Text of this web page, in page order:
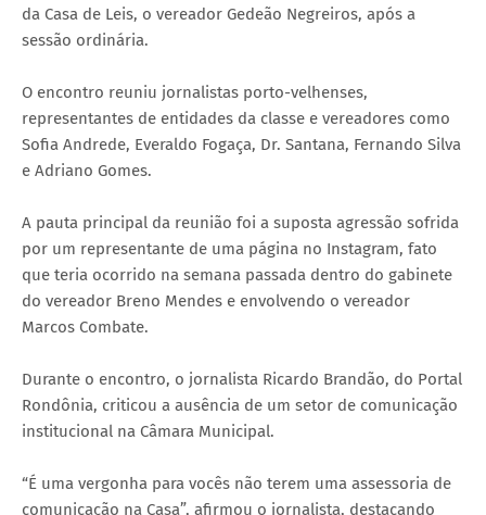
da Casa de Leis, o vereador Gedeão Negreiros, após a
sessão ordinária.
O encontro reuniu jornalistas porto-velhenses,
representantes de entidades da classe e vereadores como
Sofia Andrede, Everaldo Fogaça, Dr. Santana, Fernando Silva
e Adriano Gomes.
A pauta principal da reunião foi a suposta agressão sofrida
por um representante de uma página no Instagram, fato
que teria ocorrido na semana passada dentro do gabinete
do vereador Breno Mendes e envolvendo o vereador
Marcos Combate.
Durante o encontro, o jornalista Ricardo Brandão, do Portal
Rondônia, criticou a ausência de um setor de comunicação
institucional na Câmara Municipal.
“É uma vergonha para vocês não terem uma assessoria de
comunicação na Casa”, afirmou o jornalista, destacando